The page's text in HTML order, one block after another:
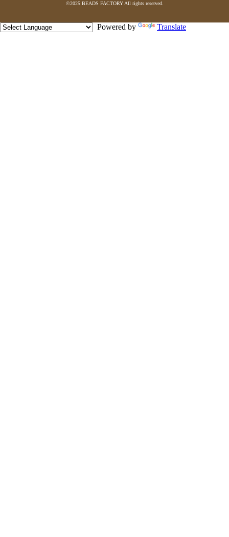
©2025 BEADS FACTORY All rights reserved.
Powered by Translate